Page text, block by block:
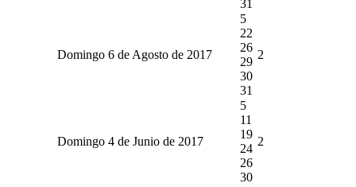
31
Domingo 6 de Agosto de 2017
5
22
26
29
30
31
2
Domingo 4 de Junio de 2017
5
11
19
24
26
30
2